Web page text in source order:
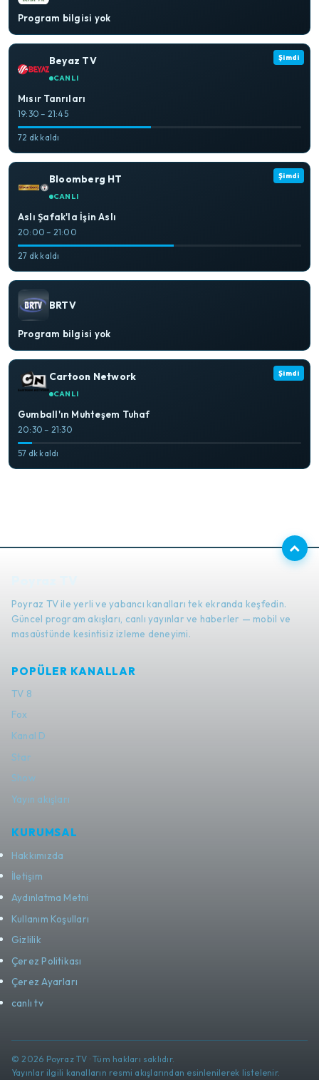
Program bilgisi yok
Şimdi
Beyaz TV
CANLI
Mısır Tanrıları
19:30 – 21:45
72 dk kaldı
Şimdi
Bloomberg HT
CANLI
Aslı Şafak'la İşin Aslı
20:00 – 21:00
27 dk kaldı
BRTV
Program bilgisi yok
Şimdi
Cartoon Network
CANLI
Gumball'ın Muhteşem Tuhaf
20:30 – 21:30
57 dk kaldı
Poyraz TV ile yerli ve yabancı kanalları tek ekranda keşfedin.
Güncel program akışları, canlı yayınlar ve haberler — mobil ve
masaüstünde kesintisiz izleme deneyimi.
POPÜLER KANALLAR
TV 8
Fox
Kanal D
Star
Show
Yayın akışları
KURUMSAL
Hakkımızda
İletişim
Aydınlatma Metni
Kullanım Koşulları
Gizlilik
Çerez Politikası
Çerez Ayarları
canlı tv
© 2026 Poyraz TV · Tüm hakları saklıdır.
Yayınlar ilgili kanalların resmi akışlarından esinlenilerek listelenir.